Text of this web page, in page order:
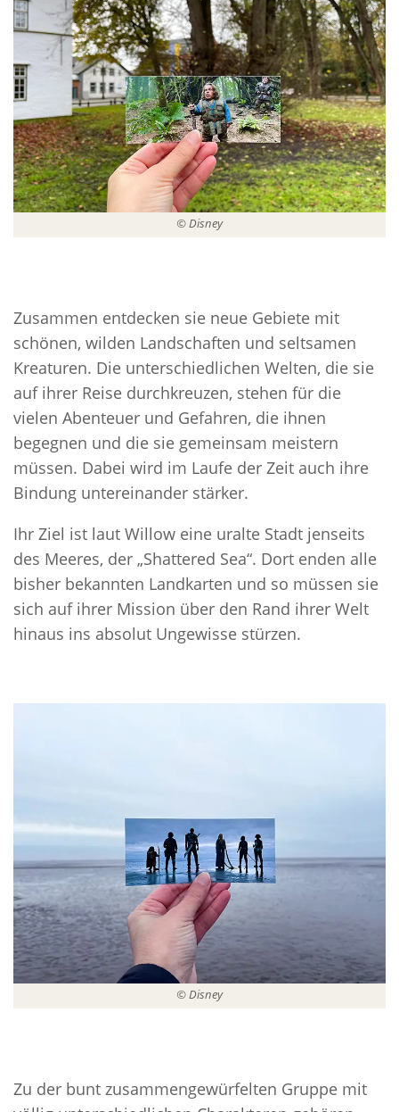
© Disney
Zusammen entdecken sie neue Gebiete mit
schönen, wilden Landschaften und seltsamen
Kreaturen. Die unterschiedlichen Welten, die sie
auf ihrer Reise durchkreuzen, stehen für die
vielen Abenteuer und Gefahren, die ihnen
begegnen und die sie gemeinsam meistern
müssen. Dabei wird im Laufe der Zeit auch ihre
Bindung untereinander stärker.
Ihr Ziel ist laut Willow eine uralte Stadt jenseits
des Meeres, der „Shattered Sea“. Dort enden alle
bisher bekannten Landkarten und so müssen sie
sich auf ihrer Mission über den Rand ihrer Welt
hinaus ins absolut Ungewisse stürzen.
© Disney
Zu der bunt zusammengewürfelten Gruppe mit